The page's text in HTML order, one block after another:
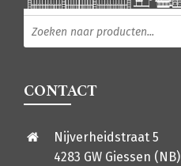
CONTACT
Nijverheidstraat 5
4283 GW Giessen (NB)